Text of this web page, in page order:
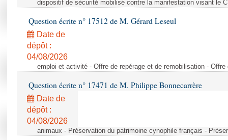
dispositif de sécurité mobilisé contre la manifestation visant le
Question écrite n° 17512 de M. Gérard Leseul
Date de
dépôt :
04/08/2026
emploi et activité - Offre de repérage et de remobilisation -
Question écrite n° 17471 de M. Philippe Bonnecarrère
Date de
dépôt :
04/08/2026
animaux - Préservation du patrimoine cynophile français -